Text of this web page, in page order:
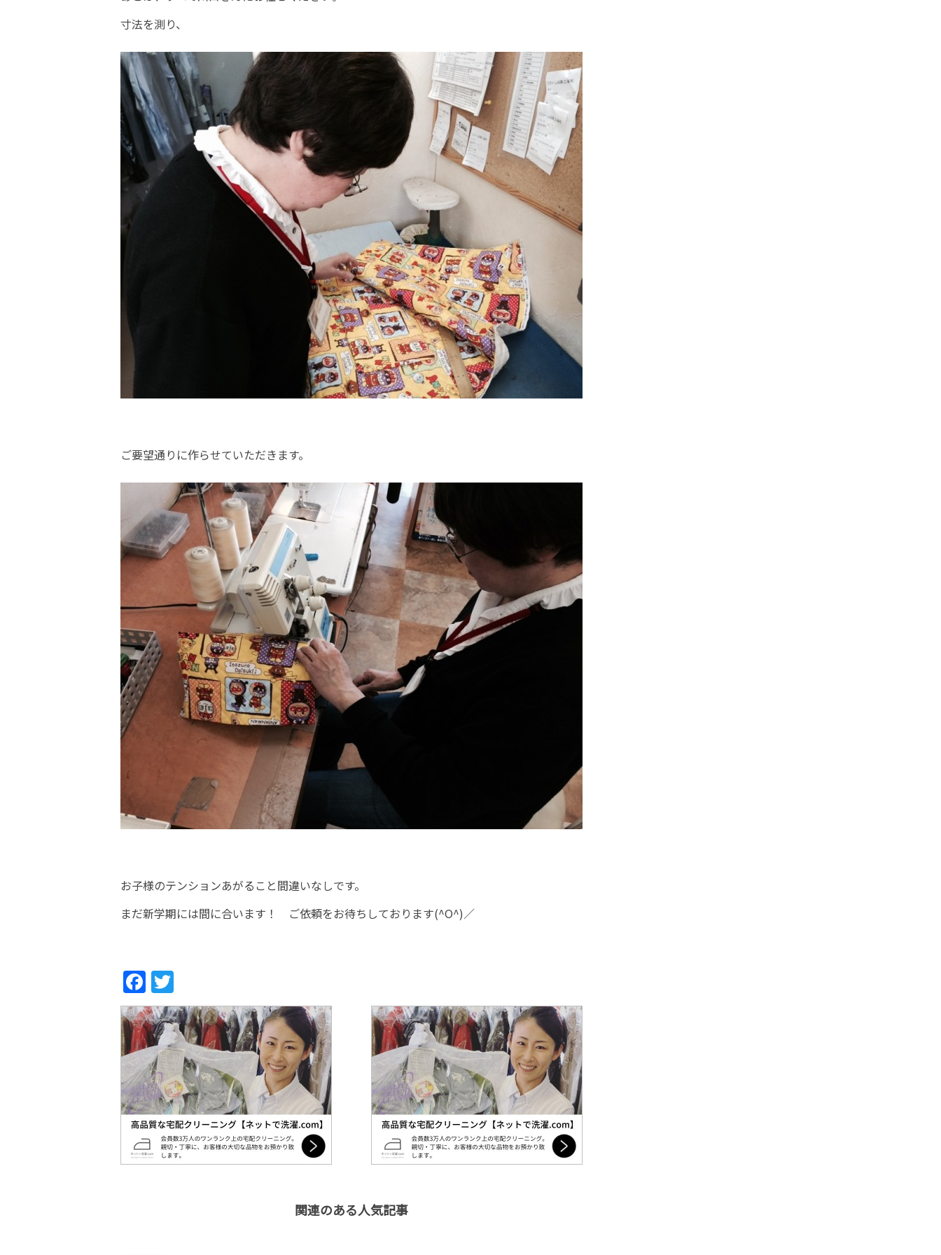
寸法を測り、
ご要望通りに作らせていただきます。
お子様のテンションあがること間違いなしです。
まだ新学期には間に合います！ ご依頼をお待ちしております(^O^)／
Fac
ebo
ok
tter
関連のある人気記事